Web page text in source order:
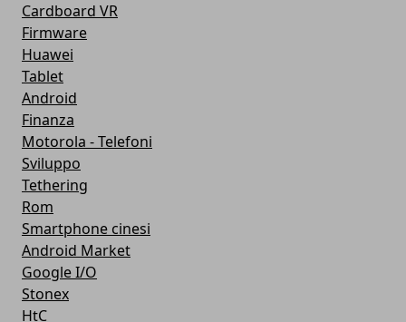
Cardboard VR
Firmware
Huawei
Tablet
Android
Finanza
Motorola - Telefoni
Sviluppo
Tethering
Rom
Smartphone cinesi
Android Market
Google I/O
Stonex
HtC